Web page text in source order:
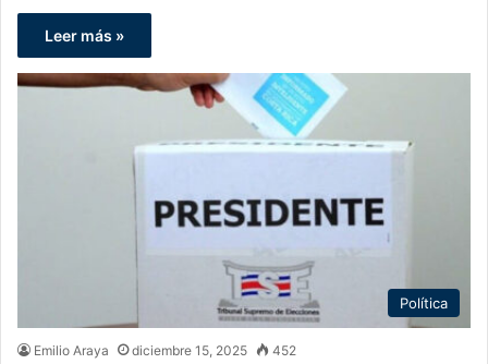
Leer más »
Política
Emilio Araya diciembre 15, 2025 452